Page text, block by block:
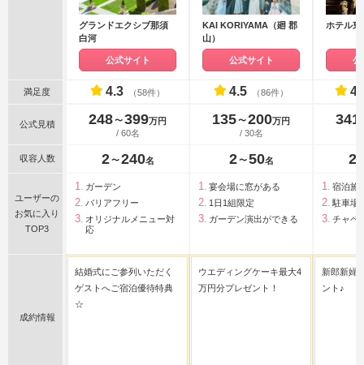
グランドエクシブ那須
白河
公式サイト
KAI KORIYAMA（廻 郡
山）
公式サイト
ホテル
公
満足度 4.3 （58件） 4.5 （86件）
公式見積 248〜399万円
/ 60名
135〜200万円
/ 30名
341
収容人数 2 〜 240名 2 〜 50名 2
ユーザーの
お気に入り
TOP3
ガーデン
バリアフリー
オリジナルメニュー対
応
宴会場に窓がある
1日1組限定
ガーデン演出ができる
宿泊施
駐車場
チャペ
成約情報
結婚式にご参列いただく
ゲストへご宿泊優待特典
☆
ウエディングケーキ最大4
万円分プレゼント！
新郎新婦
ント♪